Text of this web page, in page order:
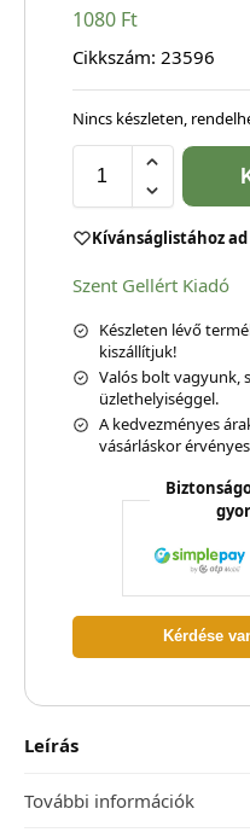
1080 Ft
Cikkszám: 23596
Nincs készleten,
Kívánságlistához ad
Szent Gellért Kiadó
Készleten lévő
kiszállítjuk!
Valós bolt vagyunk,
üzlethelyiséggel.
A kedvezményes
vásárláskor
Kérdése
Leírás
További információk